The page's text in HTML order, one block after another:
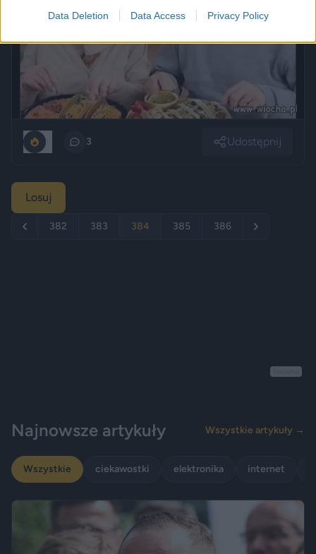
Data Deletion Data Access Privacy Policy
3 Udostępnij
Losuj
382 383 384 385 386
Najnowsze artykuły Wszystkie artykuły →
Wszystkie ciekawostki elektronika internet